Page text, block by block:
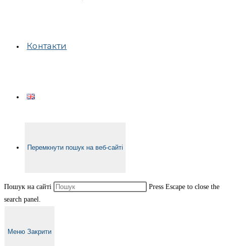
Контакти
Перемкнути пошук на веб-сайті
Пошук на сайті
Press Escape to close the
search panel.
Меню Закрити